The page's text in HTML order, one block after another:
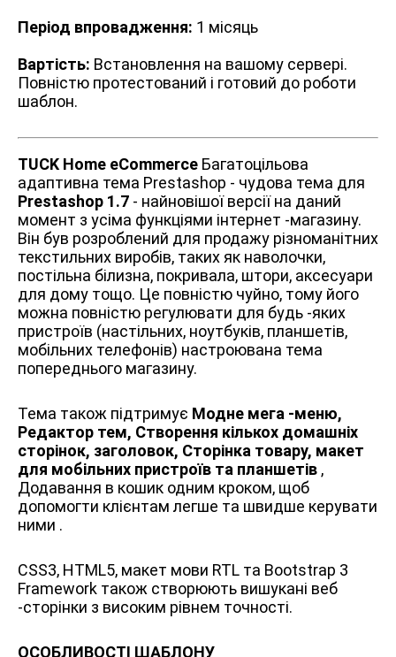
Період впровадження: 1 місяць
Вартість: Встановлення на вашому сервері.
Повністю протестований і готовий до роботи
шаблон.
TUCK Home eCommerce Багатоцільова
адаптивна тема Prestashop - чудова тема для
Prestashop 1.7 - найновішої версії на даний
момент з усіма функціями інтернет -магазину.
Він був розроблений для продажу різноманітних
текстильних виробів, таких як наволочки,
постільна білизна, покривала, штори, аксесуари
для дому тощо. Це повністю чуйно, тому його
можна повністю регулювати для будь -яких
пристроїв (настільних, ноутбуків, планшетів,
мобільних телефонів) настроювана тема
попереднього магазину.
Тема також підтримує Модне мега -меню,
Редактор тем, Створення кількох домашніх
сторінок, заголовок, Сторінка товару, макет
для мобільних пристроїв та планшетів ,
Додавання в кошик одним кроком, щоб
допомогти клієнтам легше та швидше керувати
ними .
CSS3, HTML5, макет мови RTL та Bootstrap 3
Framework також створюють вишукані веб
-сторінки з високим рівнем точності.
ОСОБЛИВОСТІ ШАБЛОНУ